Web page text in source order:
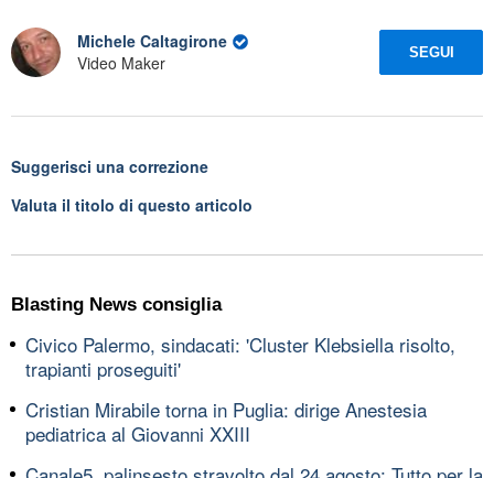
Michele Caltagirone
Video Maker
SEGUI
Suggerisci una correzione
Valuta il titolo di questo articolo
Blasting News consiglia
Civico Palermo, sindacati: 'Cluster Klebsiella risolto,
trapianti proseguiti'
Cristian Mirabile torna in Puglia: dirige Anestesia
pediatrica al Giovanni XXIII